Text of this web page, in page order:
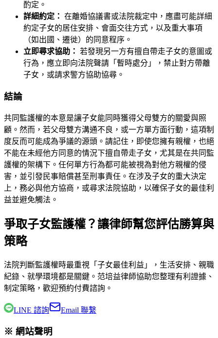
酌定。
詳細約定： 在離婚協議書或法院裁定中，應盡可能詳細
約定子女的居住安排、會面交往方式，以及重大事項
（如出國、遷徙）的同意程序。
立即尋求協助： 若發現另一方有擅自帶走子女的意圖或
行為，應立即向法院聲請「暫時處分」，禁止對方帶離
子女，或請求警方協助協尋。
結論
共同監護權的本意是讓子女能同時獲得父母雙方的關愛與照
顧。然而，若父母雙方溝通不良，或一方單方面行動，這項制
度反而可能成為爭議的源頭。請記住，即使您擁有親權，也絕
不能在未經他方同意的情況下擅自帶走子女，尤其是在共同監
護權的架構下。任何單方行為都可能被視為對他方親權的侵
害，並引發民事賠償甚至刑事責任。在涉及子女的重大決定
上，務必與他方協商，或尋求法院協助，以確保子女的最佳利
益並避免觸法。
爭取子女監護權？讓律師幫您評估勝算與
策略
法院判斷監護權時最重視「子女最佳利益」，生活安排、親職
紀錄、就學環境都是關鍵。 范培益律師協助您整理有利證據、
制定策略，歡迎預約付費諮詢。
LINE 諮詢 Email 聯繫
※ 網站聲明